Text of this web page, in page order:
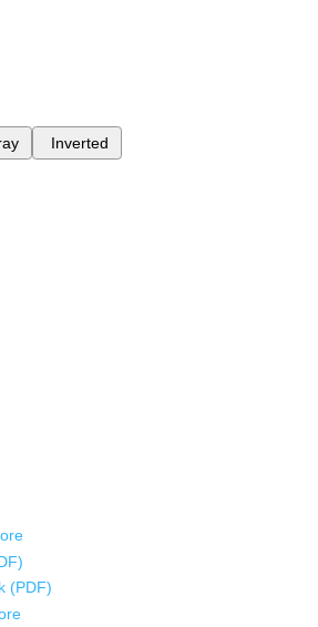
Inverted
(PDF)